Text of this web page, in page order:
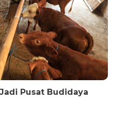
Pusat Budidaya